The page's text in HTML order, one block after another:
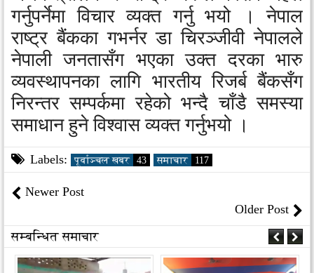
गर्नुपर्नेमा विचार व्यक्त गर्नु भयो । नेपाल
राष्ट्र बैंकका गभर्नर डा चिरञ्जीवी नेपालले
नेपाली जनतासँग भएका उक्त दरका भारु
व्यवस्थापनका लागि भारतीय रिजर्ब बैंकसँग
निरन्तर सम्पर्कमा रहेको भन्दै चाँडै समस्या
समाधान हुने विश्वास व्यक्त गर्नुभयो ।
Labels: पूर्वाञ्चल खबर 43 समाचार 117
Newer Post
Older Post
सम्बन्धित समाचार